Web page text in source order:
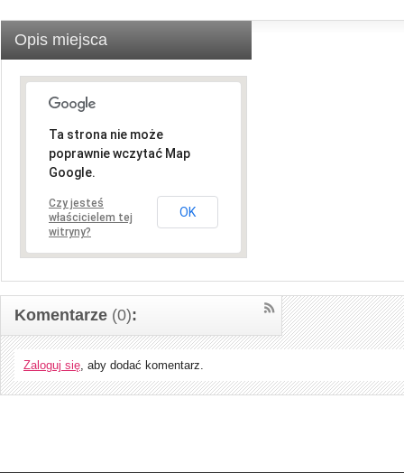
Opis miejsca
Ta strona nie może
poprawnie wczytać Map
Google.
Czy jesteś
właścicielem tej
witryny?
OK
Komentarze (0):
Zaloguj się, aby dodać komentarz.